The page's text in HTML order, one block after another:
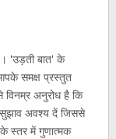
'उड़ती बात' के
समक्ष प्रस्तुत
अनुरोध है कि
सुझाव अवश्य दें जिससे
स्तर में गुणात्मक